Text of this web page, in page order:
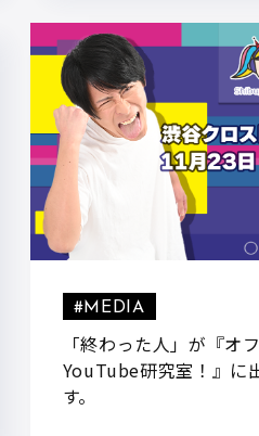
「終わった人」が『オ
YouTube研究室！』に
す。
#MEDIA